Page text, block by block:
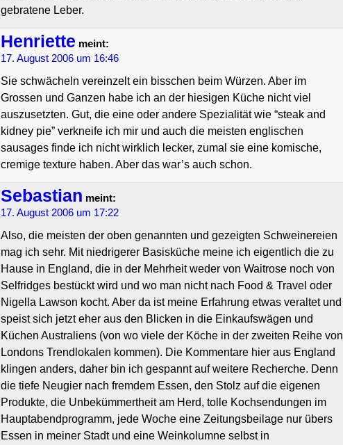
gebratene Leber.
Henriette meint:
17. August 2006 um 16:46
Sie schwächeln vereinzelt ein bisschen beim Würzen. Aber im
Grossen und Ganzen habe ich an der hiesigen Küche nicht viel
auszusetzten. Gut, die eine oder andere Spezialität wie “steak and
kidney pie” verkneife ich mir und auch die meisten englischen
sausages finde ich nicht wirklich lecker, zumal sie eine komische,
cremige texture haben. Aber das war’s auch schon.
Sebastian meint:
17. August 2006 um 17:22
Also, die meisten der oben genannten und gezeigten Schweinereien
mag ich sehr. Mit niedrigerer Basisküche meine ich eigentlich die zu
Hause in England, die in der Mehrheit weder von Waitrose noch von
Selfridges bestückt wird und wo man nicht nach Food & Travel oder
Nigella Lawson kocht. Aber da ist meine Erfahrung etwas veraltet und
speist sich jetzt eher aus den Blicken in die Einkaufswägen und
Küchen Australiens (von wo viele der Köche in der zweiten Reihe von
Londons Trendlokalen kommen). Die Kommentare hier aus England
klingen anders, daher bin ich gespannt auf weitere Recherche. Denn
die tiefe Neugier nach fremdem Essen, den Stolz auf die eigenen
Produkte, die Unbekümmertheit am Herd, tolle Kochsendungen im
Hauptabendprogramm, jede Woche eine Zeitungsbeilage nur übers
Essen in meiner Stadt und eine Weinkolumne selbst in